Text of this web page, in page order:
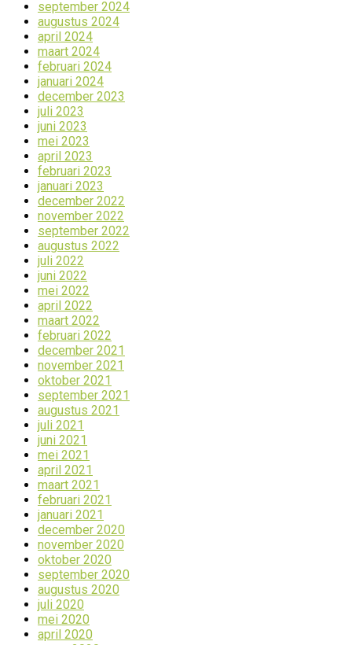
september 2024
augustus 2024
april 2024
maart 2024
februari 2024
januari 2024
december 2023
juli 2023
juni 2023
mei 2023
april 2023
februari 2023
januari 2023
december 2022
november 2022
september 2022
augustus 2022
juli 2022
juni 2022
mei 2022
april 2022
maart 2022
februari 2022
december 2021
november 2021
oktober 2021
september 2021
augustus 2021
juli 2021
juni 2021
mei 2021
april 2021
maart 2021
februari 2021
januari 2021
december 2020
november 2020
oktober 2020
september 2020
augustus 2020
juli 2020
mei 2020
april 2020